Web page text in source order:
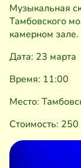
Музыкальная
Тамбовского
камерном зале.
Дата: 23 марта
Время: 11:00
Место:
Стоимость: 250